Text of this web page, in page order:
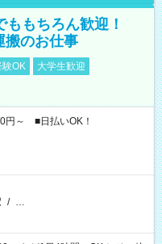
もちろん歓迎！
搬のお仕事
験OK
大学生歓迎
円～ ■日払いOK！
/ …